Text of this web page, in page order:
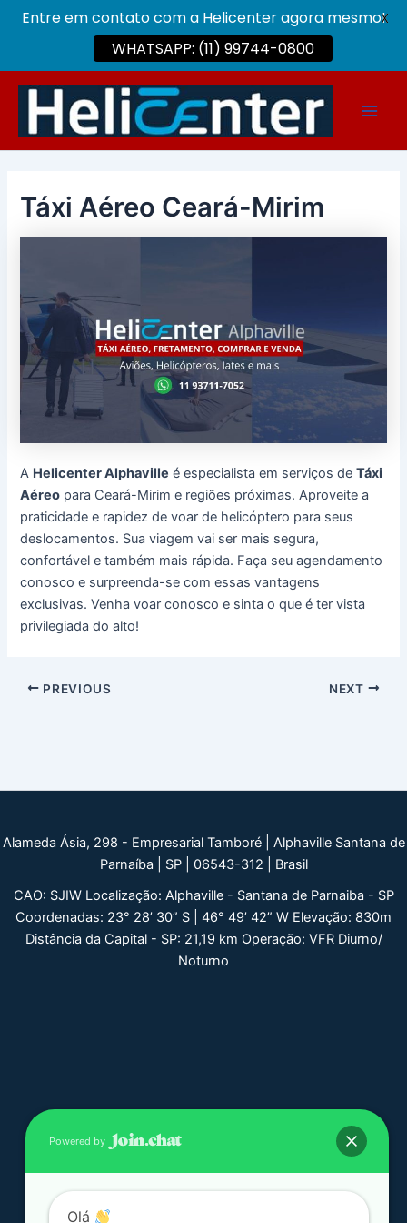
conteúdo
Táxi Aéreo Ceará-Mirim
A Helicenter Alphaville é especialista em serviços deTáxi
Aéreo para Ceará-Mirim e regiões próximas. Aproveite a
praticidade e rapidez de voar de helicóptero para seus
deslocamentos. Sua viagem vai ser mais segura,
confortável e também mais rápida. Faça seu agendamento
conosco e surpreenda-se com essas vantagens
exclusivas. Venha voar conosco e sinta o que é ter vista
privilegiada do alto!
Post
PREVIOUS NEXT
Alameda Ásia, 298 - Empresarial Tamboré | Alphaville Santana de
Parnaíba | SP | 06543-312 | Brasil
CAO: SJIW Localização: Alphaville - Santana de Parnaiba - SP
Coordenadas: 23° 28’ 30” S | 46° 49’ 42” W Elevação: 830m
Distância da Capital - SP: 21,19 km Operação: VFR Diurno/
Noturno
Entre em contato com a Helicenter agora mesmo!
WHATSAPP: (11) 99744-0800
X
Powered by
Olá